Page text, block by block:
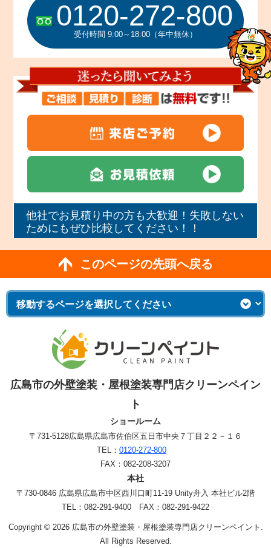
0120-272-800
受付時間 9:00～18:00（年中無休）
他社でお見積り中の方も大歓迎！失敗しない
ためにもぜひ比較してください！！
このページの先頭へ戻る
広島市の外壁塗装・屋根塗装専門店クリーンペイン
ト
ショールーム
〒731-5128広島県広島市佐伯区五日市中央７丁目２２－１６
TEL： 0120-272-800
FAX：082-208-3207
本社
〒730-0846 広島県広島市中区西川口町11-19 Unity舟入 本社ビル2階
TEL：082-291-9400 FAX：082-291-9422
Copyright © 2026 広島市の外壁塗装・屋根塗装専門店クリーンペイント.
All Rights Reserved.